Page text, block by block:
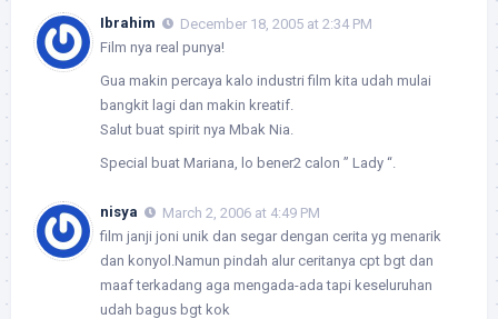
Ibrahim
December 18, 2005 at 2:34 PM
Film nya real punya!
Gua makin percaya kalo industri film kita udah mulai
bangkit lagi dan makin kreatif.
Salut buat spirit nya Mbak Nia.
Special buat Mariana, lo bener2 calon ” Lady “.
nisya
March 2, 2006 at 4:49 PM
film janji joni unik dan segar dengan cerita yg menarik
dan konyol.Namun pindah alur ceritanya cpt bgt dan
maaf terkadang aga mengada-ada tapi keseluruhan
udah bagus bgt kok